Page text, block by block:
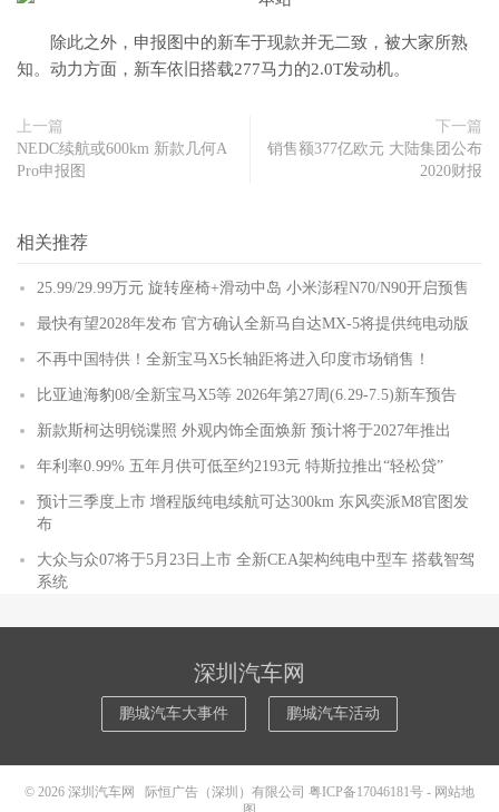
除此之外，申报图中的新车于现款并无二致，被大家所熟
知。动力方面，新车依旧搭载277马力的2.0T发动机。
上一篇
NEDC续航或600km 新款几何A
Pro申报图
下一篇
销售额377亿欧元 大陆集团公布
2020财报
相关推荐
25.99/29.99万元 旋转座椅+滑动中岛 小米澎程N70/N90开启预售
最快有望2028年发布 官方确认全新马自达MX-5将提供纯电动版
不再中国特供！全新宝马X5长轴距将进入印度市场销售！
比亚迪海豹08/全新宝马X5等 2026年第27周(6.29-7.5)新车预告
新款斯柯达明锐谍照 外观内饰全面焕新 预计将于2027年推出
年利率0.99% 五年月供可低至约2193元 特斯拉推出“轻松贷”
预计三季度上市 增程版纯电续航可达300km 东风奕派M8官图发
布
大众与众07将于5月23日上市 全新CEA架构纯电中型车 搭载智驾
系统
深圳汽车网
鹏城汽车大事件 鹏城汽车活动
© 2026 深圳汽车网 际恒广告（深圳）有限公司 粤ICP备17046181号 - 网站地